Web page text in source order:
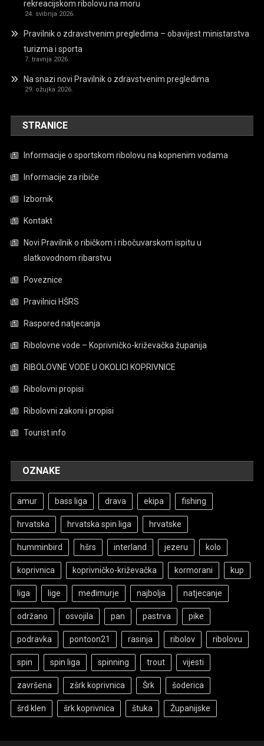
rekreacijskom ribolovu na moru
24. svibnja 2026.
Pravilnik o zdravstvenim pregledima – obavijest ministarstva
turizma i sporta
7. travnja 2026.
Na snazi novi Pravilnik o zdravstvenim pregledima
29. ožujka 2026.
STRANICE
Informacije o sportskom ribolovu na kopnenim vodama
Informacije za ribiče
Izbornik
Kontakt
Novi Pravilnik o ribičkom i ribočuvarskom ispitu u
slatkovodnom ribarstvu
Poveznice
Pravilnici HŠRS
Raspored natjecanja
Ribolovne vode – Koprivničko-križevačka županija
RIBOLOVNE VODE U OKOLICI KOPRIVNICE
Ribolovni propisi
Ribolovni zakoni i propisi
Tourist info
OZNAKE
amur bass liga drava ekipa fishing
hrvatska hrvatska spin liga hrvatske
humminbird hšrs interland jezeru kolo
koprivnica koprivničko-križevačka kormorani kup
liga lige međimurje najbolja natjecanje
održano osvojila pan pastrva pike
podravka pontoon21 rasinja ribolov ribolovu
spin spin liga spinning trout vijesti
završena zšrk koprivnica Šrk šoderica
šrd klen šrk koprivnica štuka Županijske